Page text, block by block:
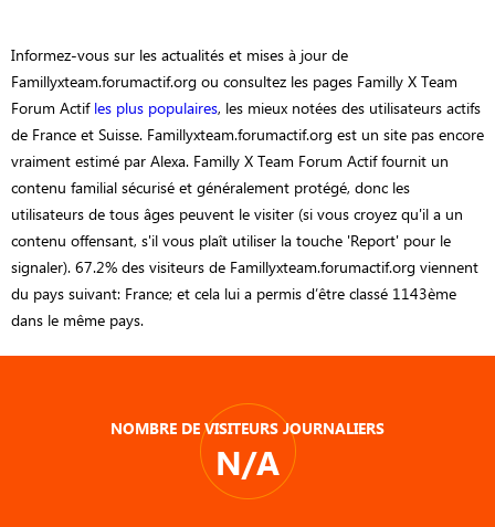
Informez-vous sur les actualités et mises à jour de
Famillyxteam.forumactif.org ou consultez les pages Familly X Team
Forum Actif les plus populaires, les mieux notées des utilisateurs actifs
de France et Suisse. Famillyxteam.forumactif.org est un site pas encore
vraiment estimé par Alexa. Familly X Team Forum Actif fournit un
contenu familial sécurisé et généralement protégé, donc les
utilisateurs de tous âges peuvent le visiter (si vous croyez qu'il a un
contenu offensant, s'il vous plaît utiliser la touche 'Report' pour le
signaler). 67.2% des visiteurs de Famillyxteam.forumactif.org viennent
du pays suivant: France; et cela lui a permis d’être classé 1143ème
dans le même pays.
NOMBRE DE VISITEURS JOURNALIERS
N/A